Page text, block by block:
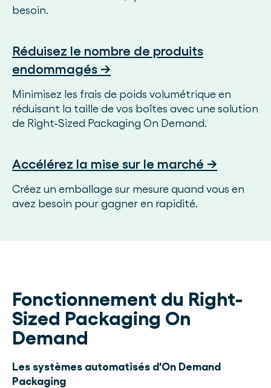
besoin.
Réduisez le nombre de produits
endommagés →
Minimisez les frais de poids volumétrique en
réduisant la taille de vos boîtes avec une solution
de Right-Sized Packaging On Demand.
Accélérez la mise sur le marché →
Créez un emballage sur mesure quand vous en
avez besoin pour gagner en rapidité.
Fonctionnement du Right-
Sized Packaging On
Demand
Les systèmes automatisés d'On Demand
Packaging